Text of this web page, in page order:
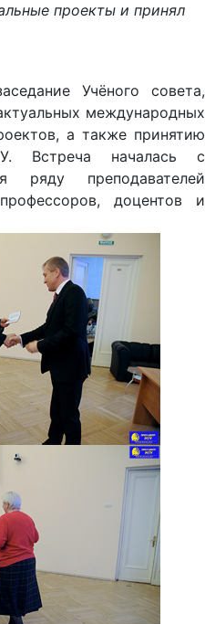
проекты и принял
Учёного совета,
международных
а также принятию
Встреча началась с
ряду преподавателей
доцентов и